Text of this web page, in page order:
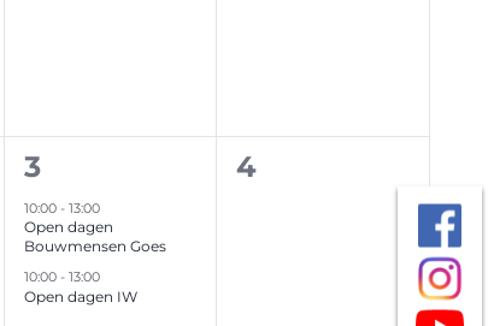
2
evenementen,
3
10:00 - 13:00
Open dagen
Bouwmensen Goes
10:00 - 13:00
Open dagen IW
0
evenementen,
4